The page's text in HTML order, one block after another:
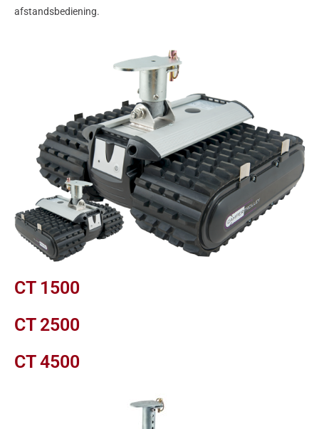
afstandsbediening.
CT 1500
CT 2500
CT 4500